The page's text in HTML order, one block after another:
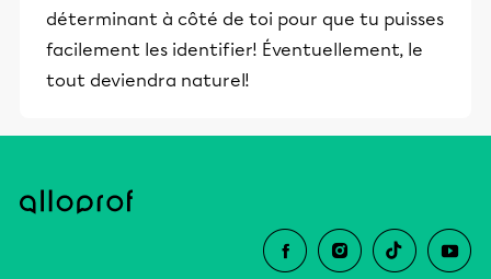
déterminant à côté de toi pour que tu puisses
facilement les identifier! Éventuellement, le
tout deviendra naturel!